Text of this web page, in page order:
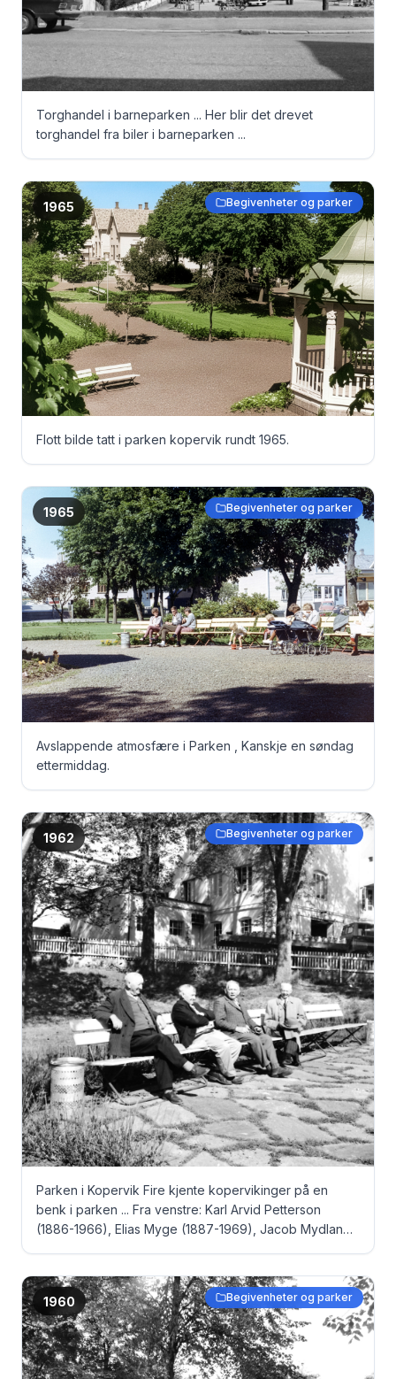
Torghandel i barneparken ... Her blir det drevet
torghandel fra biler i barneparken ...
1965 Begivenheter og parker
Flott bilde tatt i parken kopervik rundt 1965.
1965 Begivenheter og parker
Avslappende atmosfære i Parken , Kanskje en søndag
ettermiddag.
1962 Begivenheter og parker
Parken i Kopervik Fire kjente kopervikinger på en
benk i parken ... Fra venstre: Karl Arvid Petterson
(1886-1966), Elias Myge (1887-1969), Jacob Mydland
1960 Begivenheter og parker